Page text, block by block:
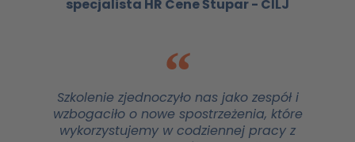
specjalista HR Cene Štupar - CILJ
Szkolenie zjednoczyło nas jako zespół i
wzbogaciło o nowe spostrzeżenia, które
wykorzystujemy w codziennej pracy z